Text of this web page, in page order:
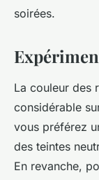
soirées.
La couleur des
considérable
vous préférez
des teintes
En revanche,